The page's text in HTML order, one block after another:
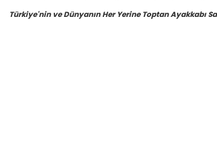
Türkiye'nin ve Dünyanın Her Yerine Toptan Ayakkabı